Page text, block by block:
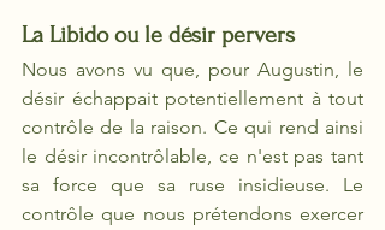
La Libido ou le désir pervers
Nous avons vu que, pour Augustin, le
désir échappait potentiellement à tout
contrôle de la raison. Ce qui rend ainsi
le désir incontrôlable, ce n'est pas tant
sa force que sa ruse insidieuse. Le
contrôle que nous prétendons exercer